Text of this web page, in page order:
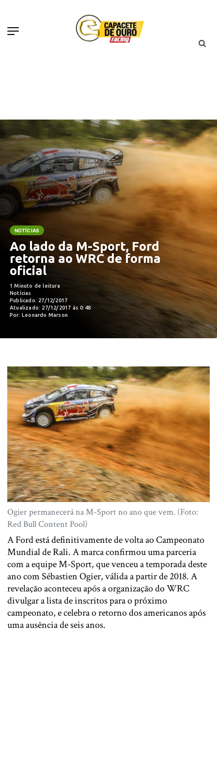
NOTÍCIAS
Ao lado da M-Sport, Ford
retorna ao WRC de forma
oficial
1 Minuto de leitura
Notícias
Publicado: 27/12/2017
Atualizado: 27/12/2017 às 0:48
Por: Leonardo Marson
Ogier permanecerá na M-Sport no ano que vem. (Foto:
Red Bull Content Pool)
A Ford está definitivamente de volta ao Campeonato
Mundial de Rali. A marca confirmou uma parceria
com a equipe M-Sport, que venceu a temporada deste
ano com Sébastien Ogier, válida a partir de 2018. A
revelação aconteceu após a organização do WRC
divulgar a lista de inscritos para o próximo
campeonato, e celebra o retorno dos americanos após
uma ausência de seis anos.